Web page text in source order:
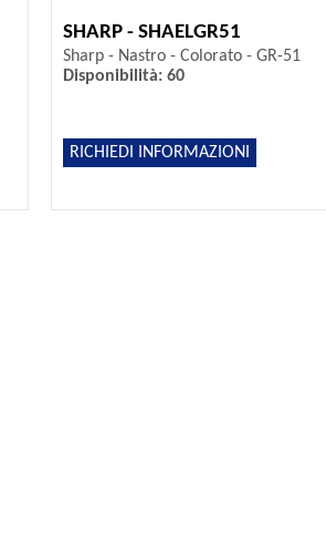
SHARP - SHAELGR51
Sharp - Nastro - Colorato - GR-51
Disponibilità: 60
RICHIEDI INFORMAZIONI